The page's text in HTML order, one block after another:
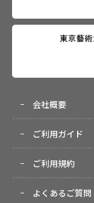
会社概要
ご利用ガイド
ご利用規約
よくあるご質問